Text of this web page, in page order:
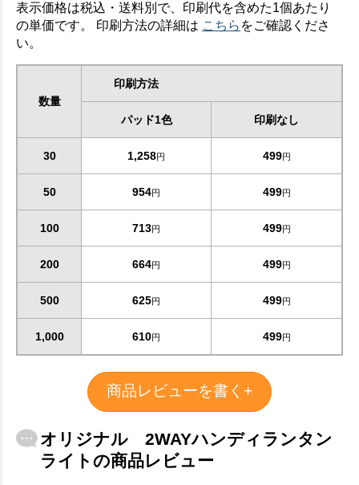
表示価格は税込・送料別で、印刷代を含めた1個あたり
の単価です。 印刷方法の詳細は こちら をご確認くださ
い。
数量
印刷方法
パッド1色 印刷なし
30 1,258円 499円
50 954円 499円
100 713円 499円
200 664円 499円
500 625円 499円
1,000 610円 499円
商品レビューを書く+
オリジナル 2WAYハンディランタン
ライトの商品レビュー